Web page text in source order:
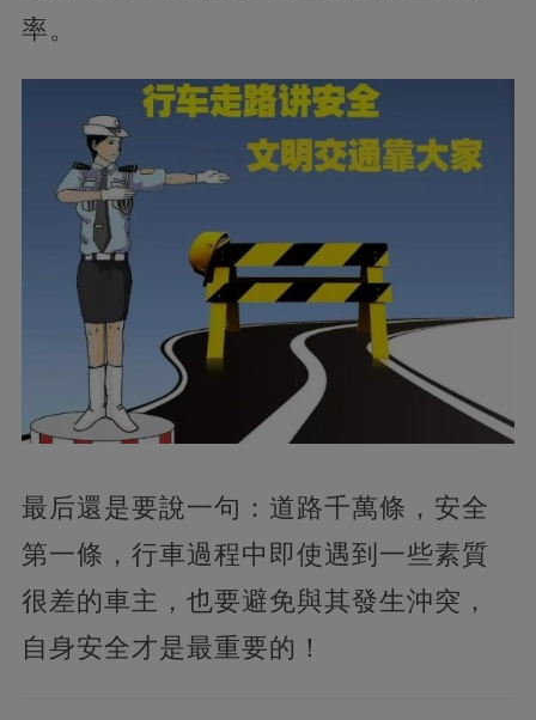
率。
最后還是要說一句：道路千萬條，安全
第一條，行車過程中即使遇到一些素質
很差的車主，也要避免與其發生沖突，
自身安全才是最重要的！